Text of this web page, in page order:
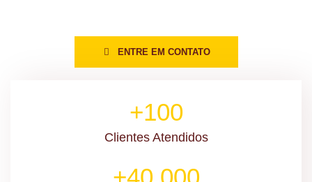
ENTRE EM CONTATO
+100
Clientes Atendidos